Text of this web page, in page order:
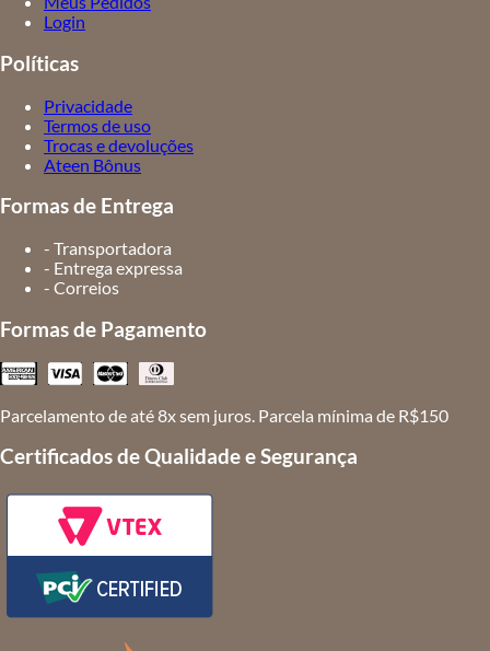
Login
Políticas
Privacidade
Termos de uso
Trocas e devoluções
Ateen Bônus
Formas de Entrega
- Transportadora
- Entrega expressa
- Correios
Formas de Pagamento
Parcelamento de até 8x sem juros. Parcela mínima de R$150
Certificados de Qualidade e Segurança